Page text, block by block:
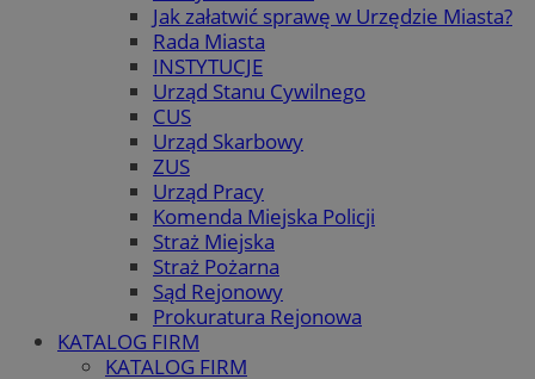
Jak załatwić sprawę w Urzędzie Miasta?
Rada Miasta
INSTYTUCJE
Urząd Stanu Cywilnego
CUS
Urząd Skarbowy
ZUS
Urząd Pracy
Komenda Miejska Policji
Straż Miejska
Straż Pożarna
Sąd Rejonowy
Prokuratura Rejonowa
KATALOG FIRM
KATALOG FIRM